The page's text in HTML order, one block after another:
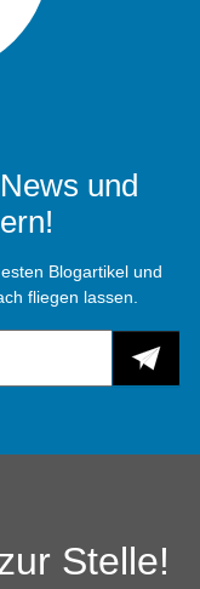
und
Blogartikel und
fliegen lassen.
Stelle!